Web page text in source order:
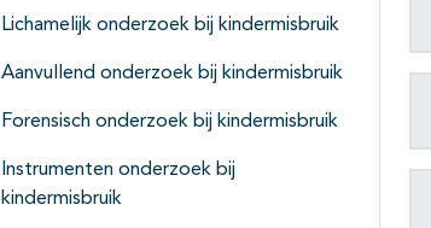
Lichamelijk onderzoek bij kindermisbruik
Aanvullend onderzoek bij kindermisbruik
Forensisch onderzoek bij kindermisbruik
Instrumenten onderzoek bij
kindermisbruik